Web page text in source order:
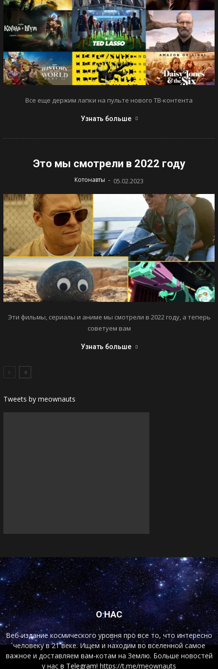
Все еще держим лапки на пульте нового ТВ-контента
Узнать больше
Это мы смотрели в 2022 году
Котонавты - 05.02.2023
Эти фильмы, сериалы и аниме мы смотрели в 2022 году, а теперь
советуем вам
Узнать больше
Tweets by meownauts
О НАС
Веб-издание космического уровня про все то, что интересно
человеку в 21 веке. Ищем и находим во вселенной самое
важное и доставляем вам-котам на Землю. Больше новостей
у нас в Telegram! https://t.me/meownauts